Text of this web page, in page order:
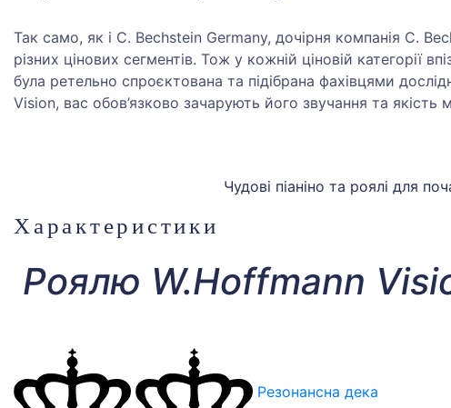
Так само, як і C. Bechstein Germany, дочірня компанія C.
різних цінових сегментів. Тож у кожній ціновій
була ретельно спроєктована та підібрана фахівцями
Vision, вас обов’язково зачарують його звучання та
Чудові піаніно та роялі для
Характеристики
Роялю W.Hoffmann
Резонансна дека